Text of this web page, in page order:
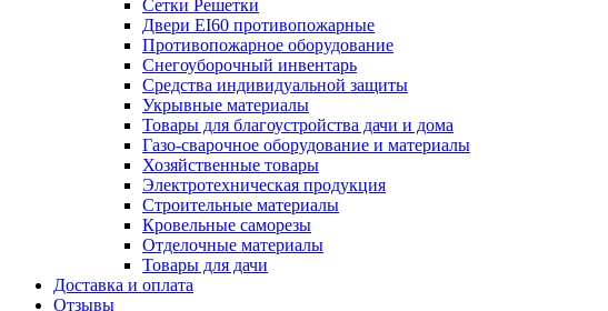
Сетки Решетки
Двери EI60 противопожарные
Противопожарное оборудование
Снегоуборочный инвентарь
Средства индивидуальной защиты
Укрывные материалы
Товары для благоустройства дачи и дома
Газо-сварочное оборудование и материалы
Хозяйственные товары
Электротехническая продукция
Строительные материалы
Кровельные саморезы
Отделочные материалы
Товары для дачи
Доставка и оплата
Отзывы